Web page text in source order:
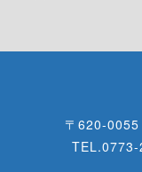
〒620-